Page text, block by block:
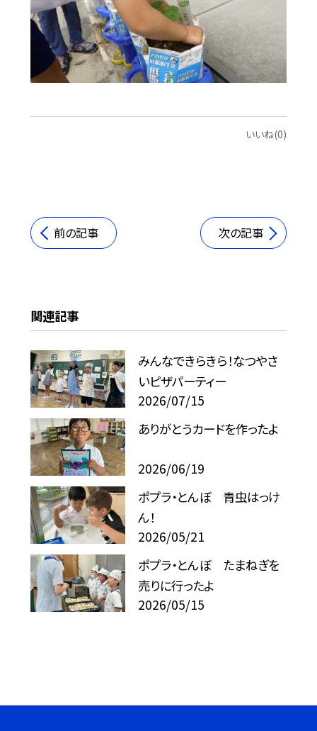
いいね(0)
前の記事 次の記事
関連記事
みんなできらきら！なつやさ
いピザパーティー
2026/07/15
ありがとうカードを作ったよ
2026/06/19
ポプラ・とんぼ 青虫はっけ
ん！
2026/05/21
ポプラ・とんぼ たまねぎを
売りに行ったよ
2026/05/15